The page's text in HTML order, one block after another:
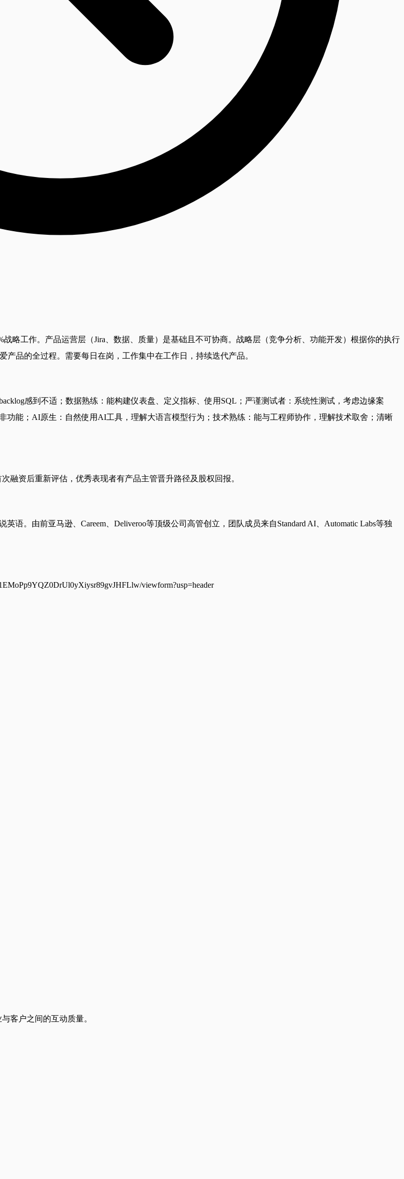
略工作。产品运营层（Jira、数据、质量）是基础且不可协商。战略层（竞争分析、功能开发）根据你的执行
品的全过程。需要每日在岗，工作集中在工作日，持续迭代产品。
感到不适；数据熟练：能构建仪表盘、定义指标、使用SQL；严谨测试者：系统性测试，考虑边缘案
能；AI原生：自然使用AI工具，理解大语言模型行为；技术熟练：能与工程师协作，理解技术取舍；清晰
融资后重新评估，优秀表现者有产品主管晋升路径及股权回报。
。由前亚马逊、Careem、Deliveroo等顶级公司高管创立，团队成员来自Standard AI、Automatic Labs等独
viewform?usp=header
客户之间的互动质量。